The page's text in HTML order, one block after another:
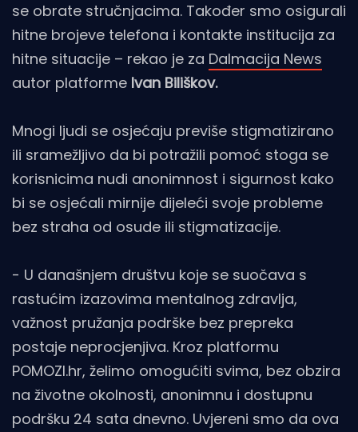
se obrate stručnjacima. Također smo osigurali
hitne brojeve telefona i kontakte institucija za
hitne situacije – rekao je za Dalmacija News
autor platforme Ivan Biliškov.
Mnogi ljudi se osjećaju previše stigmatizirano
ili sramežljivo da bi potražili pomoć stoga se
korisnicima nudi anonimnost i sigurnost kako
bi se osjećali mirnije dijeleći svoje probleme
bez straha od osude ili stigmatizacije.
- U današnjem društvu koje se suočava s
rastućim izazovima mentalnog zdravlja,
važnost pružanja podrške bez prepreka
postaje neprocjenjiva. Kroz platformu
POMOZI.hr, želimo omogućiti svima, bez obzira
na životne okolnosti, anonimnu i dostupnu
podršku 24 sata dnevno. Uvjereni smo da ova